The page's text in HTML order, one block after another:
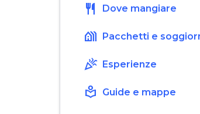
restaurant Dove mangiare
holiday_village Pacchetti e
celebration Esperienze
local_library Guide e mappe